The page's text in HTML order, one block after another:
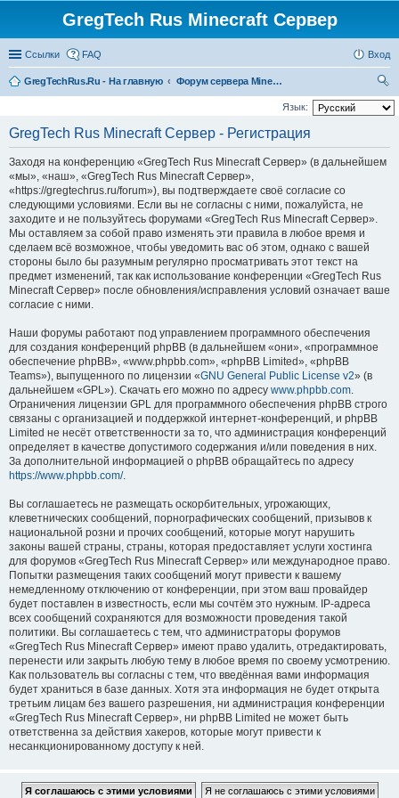
GregTech Rus Minecraft Сервер
Ссылки FAQ Вход
GregTechRus.Ru - На главную
Форум сервера Minecraft Gregtech 1.7.10
ои
Язык:
GregTech Rus Minecraft Сервер - Регистрация
Заходя на конференцию «GregTech Rus Minecraft Сервер» (в дальнейшем
«мы», «наш», «GregTech Rus Minecraft Сервер»,
«https://gregtechrus.ru/forum»), вы подтверждаете своё согласие со
следующими условиями. Если вы не согласны с ними, пожалуйста, не
заходите и не пользуйтесь форумами «GregTech Rus Minecraft Сервер».
Мы оставляем за собой право изменять эти правила в любое время и
сделаем всё возможное, чтобы уведомить вас об этом, однако с вашей
стороны было бы разумным регулярно просматривать этот текст на
предмет изменений, так как использование конференции «GregTech Rus
Minecraft Сервер» после обновления/исправления условий означает ваше
согласие с ними.
Наши форумы работают под управлением программного обеспечения
для создания конференций phpBB (в дальнейшем «они», «программное
обеспечение phpBB», «www.phpbb.com», «phpBB Limited», «phpBB
Teams»), выпущенного по лицензии «GNU General Public License v2» (в
дальнейшем «GPL»). Скачать его можно по адресу www.phpbb.com.
Ограничения лицензии GPL для программного обеспечения phpBB строго
связаны с организацией и поддержкой интернет-конференций, и phpBB
Limited не несёт ответственности за то, что администрация конференций
определяет в качестве допустимого содержания и/или поведения в них.
За дополнительной информацией о phpBB обращайтесь по адресу
https://www.phpbb.com/.
Вы соглашаетесь не размещать оскорбительных, угрожающих,
клеветнических сообщений, порнографических сообщений, призывов к
национальной розни и прочих сообщений, которые могут нарушить
законы вашей страны, страны, которая предоставляет услуги хостинга
для форумов «GregTech Rus Minecraft Сервер» или международное право.
Попытки размещения таких сообщений могут привести к вашему
немедленному отключению от конференции, при этом ваш провайдер
будет поставлен в известность, если мы сочтём это нужным. IP-адреса
всех сообщений сохраняются для возможности проведения такой
политики. Вы соглашаетесь с тем, что администраторы форумов
«GregTech Rus Minecraft Сервер» имеют право удалить, отредактировать,
перенести или закрыть любую тему в любое время по своему усмотрению.
Как пользователь вы согласны с тем, что введённая вами информация
будет храниться в базе данных. Хотя эта информация не будет открыта
третьим лицам без вашего разрешения, ни администрация конференции
«GregTech Rus Minecraft Сервер», ни phpBB Limited не может быть
ответственна за действия хакеров, которые могут привести к
несанкционированному доступу к ней.